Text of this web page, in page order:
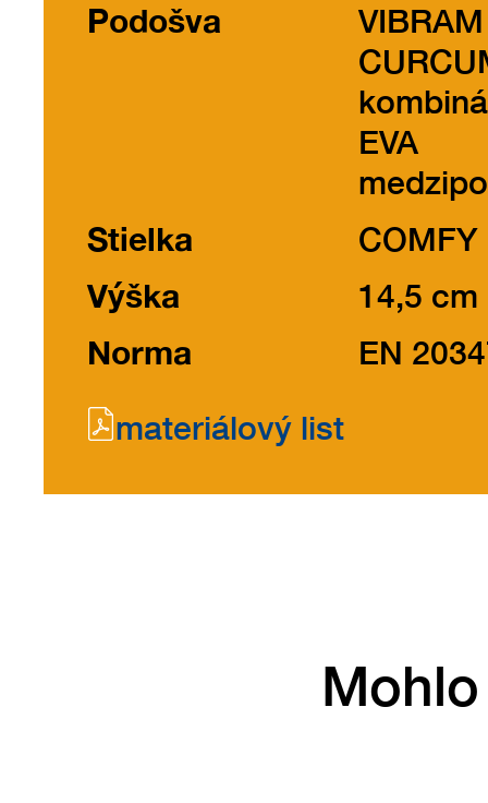
Podošva
VIBRAM
EVA
Stielka
COMFY
Výška
14,5 cm
Norma
EN
materiálový list